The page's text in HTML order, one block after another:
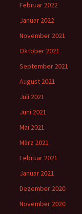
Februar 2022
Januar 2022
November 2021
Oktober 2021
September 2021
August 2021
Juli 2021
Juni 2021
Mai 2021
März 2021
Februar 2021
Januar 2021
Dezember 2020
November 2020